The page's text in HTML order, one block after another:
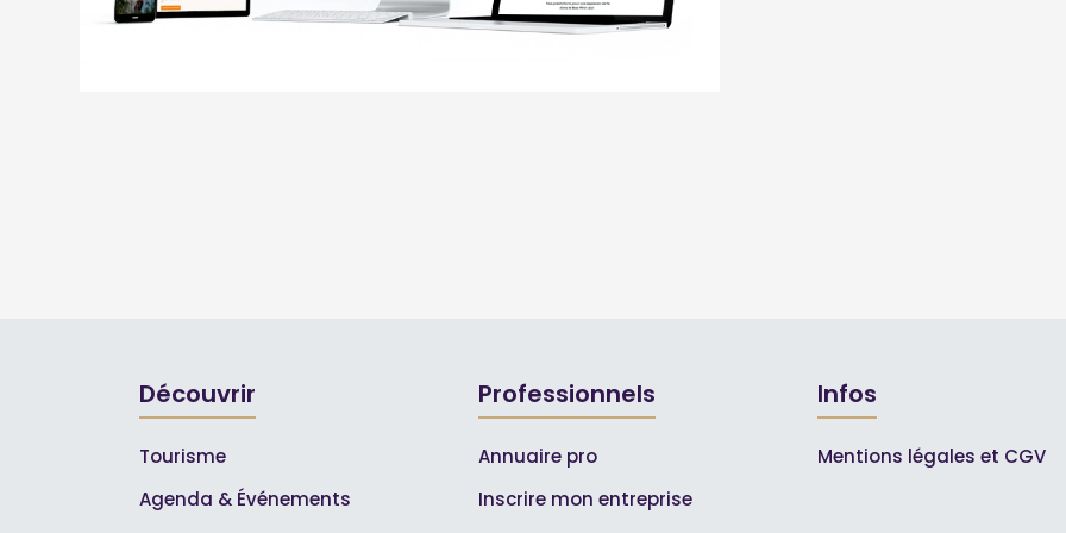
Découvrir
Tourisme
Agenda & Événements
Professionnels
Annuaire pro
Inscrire mon entreprise
Infos
Mentions légales et CGV